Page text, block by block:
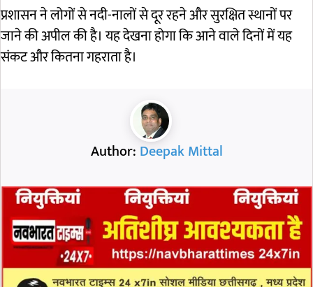
प्रशासन ने लोगों से नदी-नालों से दूर रहने और सुरक्षित स्थानों पर
जाने की अपील की है। यह देखना होगा कि आने वाले दिनों में यह
संकट और कितना गहराता है।
Author: Deepak Mittal